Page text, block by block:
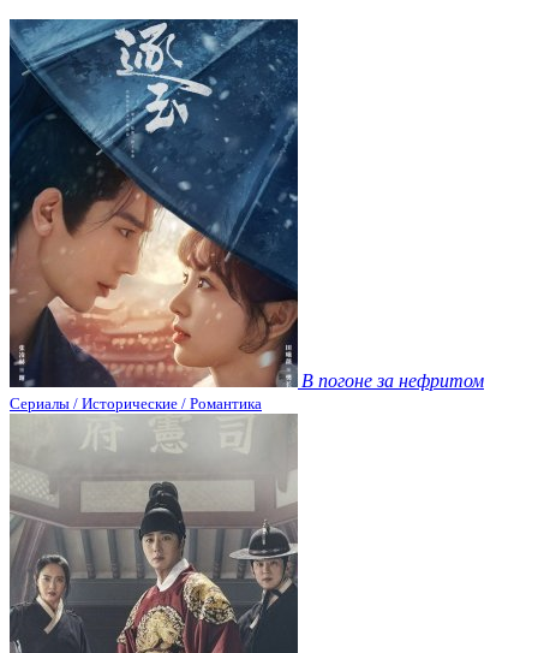
В погоне за нефритом
Сериалы / Исторические / Романтика